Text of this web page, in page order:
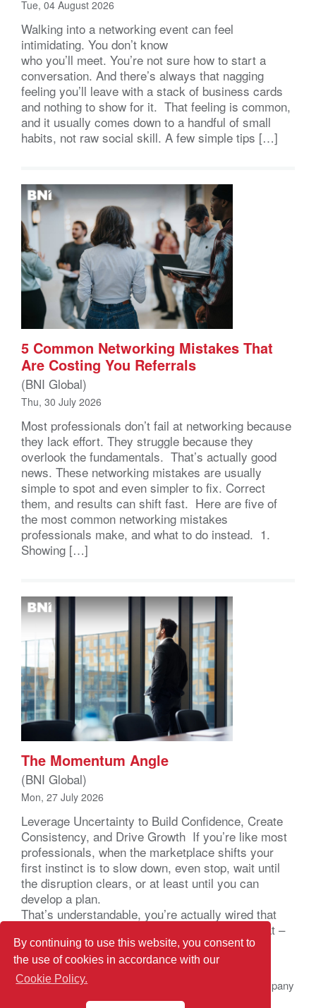
By continuing to use this website, you consent to
the use of cookies in accordance with our
Cookie Policy.
Tue, 04 August 2026
Walking into a networking event can feel
intimidating. You don’t know
who you’ll meet. You’re not sure how to start a
conversation. And there’s always that nagging
feeling you’ll leave with a stack of business cards
and nothing to show for it. That feeling is common,
and it usually comes down to a handful of small
habits, not raw social skill. A few simple tips […]
5 Common Networking Mistakes That
Are Costing You Referrals
(BNI Global)
Thu, 30 July 2026
Most professionals don’t fail at networking because
they lack effort. They struggle because they
overlook the fundamentals. That’s actually good
news. These networking mistakes are usually
simple to spot and even simpler to fix. Correct
them, and results can shift fast. Here are five of
the most common networking mistakes
professionals make, and what to do instead. 1.
Showing […]
The Momentum Angle
(BNI Global)
Mon, 27 July 2026
Leverage Uncertainty to Build Confidence, Create
Consistency, and Drive Growth If you’re like most
professionals, when the marketplace shifts your
first instinct is to slow down, even stop, wait until
the disruption clears, or at least until you can
develop a plan.
That’s understandable, you’re actually wired that
way. Your brain registers uncertainty as a threat –
not a business problem – a […]
© 2026 BNI Global LLC.
All Rights Reserved. All company
names, product names logos included here may be